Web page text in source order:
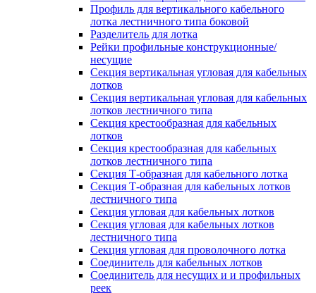
Профиль для вертикального кабельного
лотка лестничного типа боковой
Разделитель для лотка
Рейки профильные конструкционные/
несущие
Секция вертикальная угловая для кабельных
лотков
Секция вертикальная угловая для кабельных
лотков лестничного типа
Секция крестообразная для кабельных
лотков
Секция крестообразная для кабельных
лотков лестничного типа
Секция Т-образная для кабельного лотка
Секция Т-образная для кабельных лотков
лестничного типа
Секция угловая для кабельных лотков
Секция угловая для кабельных лотков
лестничного типа
Секция угловая для проволочного лотка
Соединитель для кабельных лотков
Соединитель для несущих и и профильных
реек